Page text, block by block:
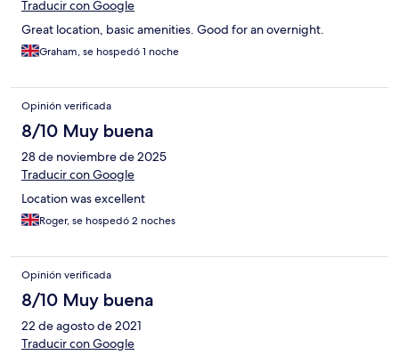
Traducir con Google
Great location, basic amenities. Good for an overnight.
Graham, se hospedó 1 noche
Opinión verificada
8/10 Muy buena
28 de noviembre de 2025
Traducir con Google
Location was excellent
Roger, se hospedó 2 noches
Opinión verificada
8/10 Muy buena
22 de agosto de 2021
Traducir con Google